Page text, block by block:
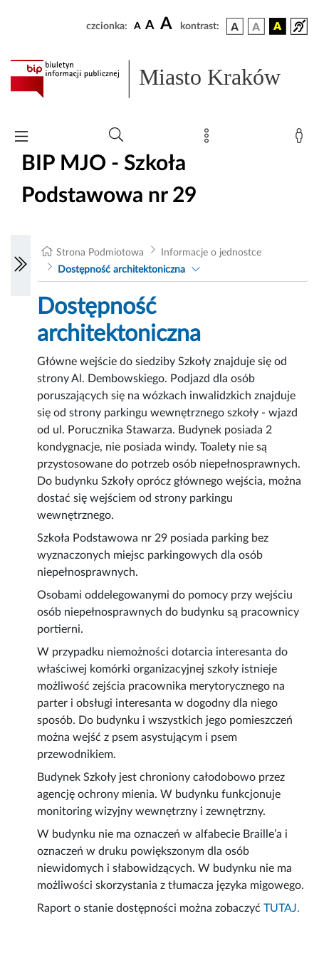
czcionka: A A A kontrast:
Miasto Kraków
BIP MJO - Szkoła
Podstawowa nr 29
Strona Podmiotowa
Informacje o jednostce
Dostępność architektoniczna
Dostępność
architektoniczna
Główne wejście do siedziby Szkoły znajduje się od
strony Al. Dembowskiego. Podjazd dla osób
poruszających się na wózkach inwalidzkich znajduje
się od strony parkingu wewnętrznego szkoły - wjazd
od ul. Porucznika Stawarza. Budynek posiada 2
kondygnacje, nie posiada windy. Toalety nie są
przystosowane do potrzeb osób niepełnosprawnych.
Do budynku Szkoły oprócz głównego wejścia, można
dostać się wejściem od strony parkingu
wewnętrznego.
Szkoła Podstawowa nr 29 posiada parking bez
wyznaczonych miejsc parkingowych dla osób
niepełnosprawnych.
Osobami oddelegowanymi do pomocy przy wejściu
osób niepełnosprawnych do budynku są pracownicy
portierni.
W przypadku niemożności dotarcia interesanta do
właściwej komórki organizacyjnej szkoły istnieje
możliwość zejścia pracownika merytorycznego na
parter i obsługi interesanta w dogodny dla niego
sposób. Do budynku i wszystkich jego pomieszczeń
można wejść z psem asystującym i psem
przewodnikiem.
Budynek Szkoły jest chroniony całodobowo przez
agencję ochrony mienia. W budynku funkcjonuje
monitoring wizyjny wewnętrzny i zewnętrzny.
W budynku nie ma oznaczeń w alfabecie Braille’a i
oznaczeń w druku powiększonym dla osób
niewidomych i słabowidzących. W budynku nie ma
możliwości skorzystania z tłumacza języka migowego.
Raport o stanie dostępności można zobaczyćTUTAJ.